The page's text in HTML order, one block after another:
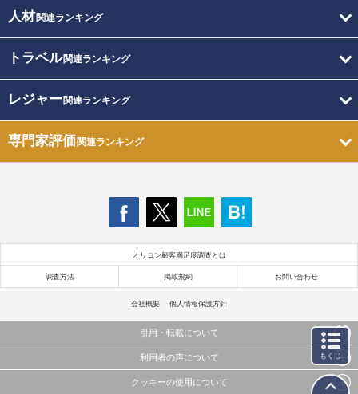
人材関連ランキング
トラベル関連ランキング
レジャー関連ランキング
専門家評価関連ランキング
オリコン顧客満足度調査とは
調査方法 掲載規約 お問い合わせ
会社概要 個人情報保護方針
引用・転載について
当サイトで公開されている情報（文字、写真、イラスト、画像データ等）及びこれらの配置・
これらの情報を権利者の許可なく無断転載・複製などの二次利用を行うことは固く禁じており
利用者の声について
当サイトに掲載している内容はすべてサービスの利用者が提出された見解・感想です。
クッキーの使用について
もくじ